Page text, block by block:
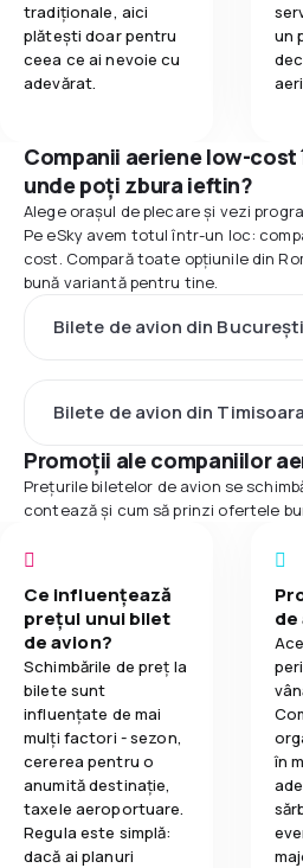
tradiționale, aici
plătești doar pentru
ceea ce ai nevoie cu
adevărat.
un
Companii aeriene low-cost
unde poți zbura ieftin?
Alege orașul de plecare și vezi
Pe eSky avem totul într-un loc:
cost. Compară toate opțiunile din
bună variantă pentru tine.
Bilete de avion din București
Bilete de avion din Timisoara
Promoții ale companiilor
Prețurile biletelor de avion se
contează și cum să prinzi ofertele
Ce influențează
prețul unui bilet
de avion?
Schimbările de preț la
bilete sunt
influențate de mai
mulți factori - sezon,
cererea pentru o
anumită destinație,
taxele aeroportuare.
Regula este simplă:
dacă ai planuri
de
în